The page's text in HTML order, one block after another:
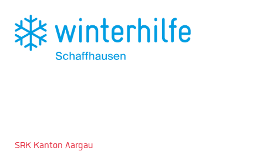
SRK Kanton Aargau